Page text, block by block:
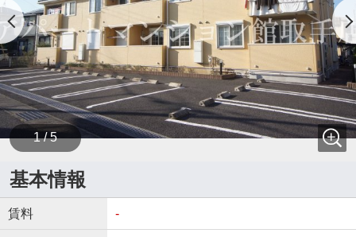
1 / 5
基本情報
賃料 -